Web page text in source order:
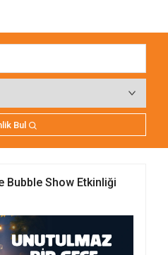
Bul
Bubble Show Etkinliği